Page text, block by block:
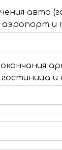
авто
аэропорт и
гостиница и